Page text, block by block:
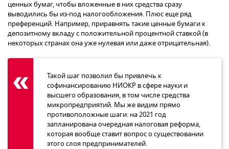
ценных бумаг, чтобы вложенные в них средства сразу
выводились бы из-под налогообложения. Плюс еще ряд
преференций. Например, приравнять такие ценные бумаги к
депозитному вкладу с положительной процентной ставкой (в
некоторых странах она уже нулевая или даже отрицательная).
Такой шаг позволил бы привлечь к
софинансированию НИОКР в сфере науки и
высшего образования, в том числе средства
микропредприятий. Мы же видим прямо
противоположные шаги: на 2021 год
запланирована очередная налоговая реформа,
которая вообще ставит вопрос о существовании
этого слоя предпринимателей.